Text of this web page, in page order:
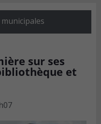
sur ses
et